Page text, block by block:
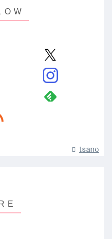
tsano